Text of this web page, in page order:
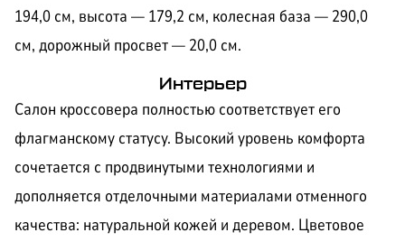
194,0 см, высота — 179,2 см, колесная база — 290,0
см, дорожный просвет — 20,0 см.
Интерьер
Салон кроссовера полностью соответствует его
флагманскому статусу. Высокий уровень комфорта
сочетается с продвинутыми технологиями и
дополняется отделочными материалами отменного
качества: натуральной кожей и деревом. Цветовое